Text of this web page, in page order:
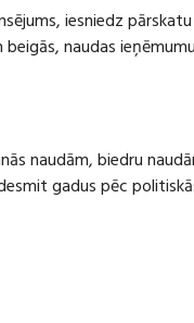
iesniedz
naudas
naudām, biedru
gadus pēc